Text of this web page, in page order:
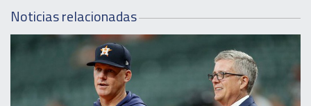
Noticias relacionadas